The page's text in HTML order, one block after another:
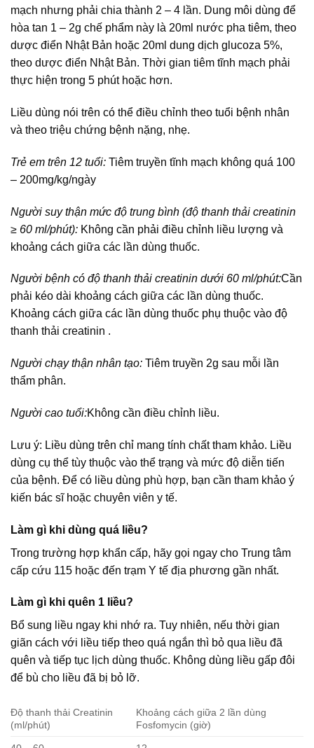
mạch nhưng phải chia thành 2 – 4 lần. Dung môi dùng để
hòa tan 1 – 2g chế phẩm này là 20ml nước pha tiêm, theo
dược điển Nhật Bản hoặc 20ml dung dịch glucoza 5%,
theo dược điển Nhật Bản. Thời gian tiêm tĩnh mạch phải
thực hiện trong 5 phút hoặc hơn.
Liều dùng nói trên có thể điều chỉnh theo tuổi bệnh nhân
và theo triệu chứng bệnh nặng, nhẹ.
Trẻ em trên 12 tuổi: Tiêm truyền tĩnh mạch không quá 100
– 200mg/kg/ngày
Người suy thận mức độ trung bình (độ thanh thải creatinin
≥ 60 ml/phút): Không cần phải điều chỉnh liều lượng và
khoảng cách giữa các lần dùng thuốc.
Người bệnh có độ thanh thải creatinin dưới 60 ml/phút:Cần
phải kéo dài khoảng cách giữa các lần dùng thuốc.
Khoảng cách giữa các lần dùng thuốc phụ thuộc vào độ
thanh thải creatinin .
Người chạy thận nhân tạo: Tiêm truyền 2g sau mỗi lần
thẩm phân.
Người cao tuổi:Không cần điều chỉnh liều.
Lưu ý: Liều dùng trên chỉ mang tính chất tham khảo. Liều
dùng cụ thể tùy thuộc vào thể trạng và mức độ diễn tiến
của bệnh. Để có liều dùng phù hợp, bạn cần tham khảo ý
kiến bác sĩ hoặc chuyên viên y tế.
Làm gì khi dùng quá liều?
Trong trường hợp khẩn cấp, hãy gọi ngay cho Trung tâm
cấp cứu 115 hoặc đến trạm Y tế địa phương gần nhất.
Làm gì khi quên 1 liều?
Bổ sung liều ngay khi nhớ ra. Tuy nhiên, nếu thời gian
giãn cách với liều tiếp theo quá ngắn thì bỏ qua liều đã
quên và tiếp tục lịch dùng thuốc. Không dùng liều gấp đôi
để bù cho liều đã bị bỏ lỡ.
Độ thanh thải Creatinin
(ml/phút)
Khoảng cách giữa 2 lần dùng
Fosfomycin (giờ)